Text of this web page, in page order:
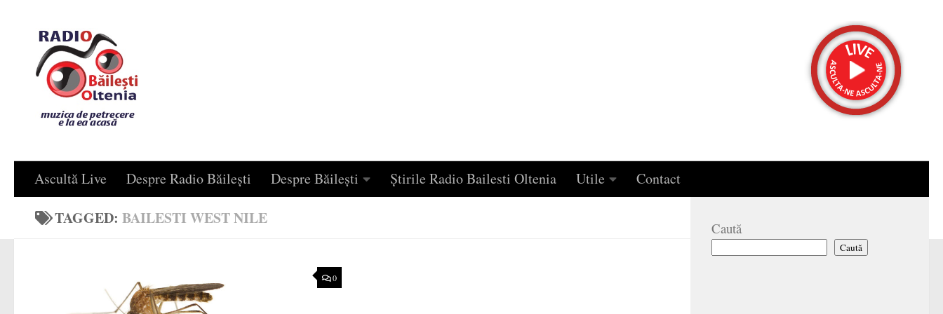
Ascultă Live Despre Radio Băilești Despre Băilești Știrile Radio Bailesti Oltenia Utile Contact
TAGGED: BAILESTI WEST NILE
0
Caută
Caută